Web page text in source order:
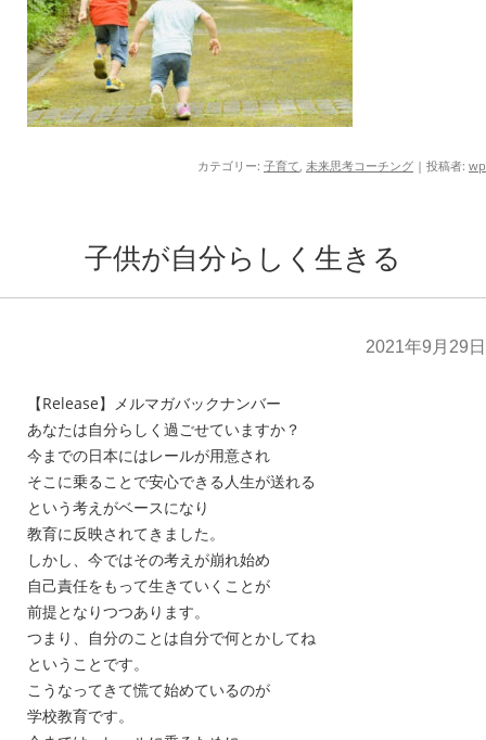
カテゴリー: 子育て, 未来思考コーチング | 投稿者: wp
子供が自分らしく生きる
2021年9月29日
【Release】メルマガバックナンバー
あなたは自分らしく過ごせていますか？
今までの日本にはレールが用意され
そこに乗ることで安心できる人生が送れる
という考えがベースになり
教育に反映されてきました。
しかし、今ではその考えが崩れ始め
自己責任をもって生きていくことが
前提となりつつあります。
つまり、自分のことは自分で何とかしてね
ということです。
こうなってきて慌て始めているのが
学校教育です。